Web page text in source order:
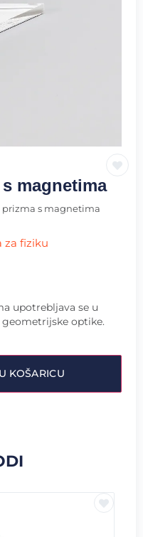
magnetima
prizma s magnetima
za fiziku
upotrebljava se u
optike.
KOŠARICU